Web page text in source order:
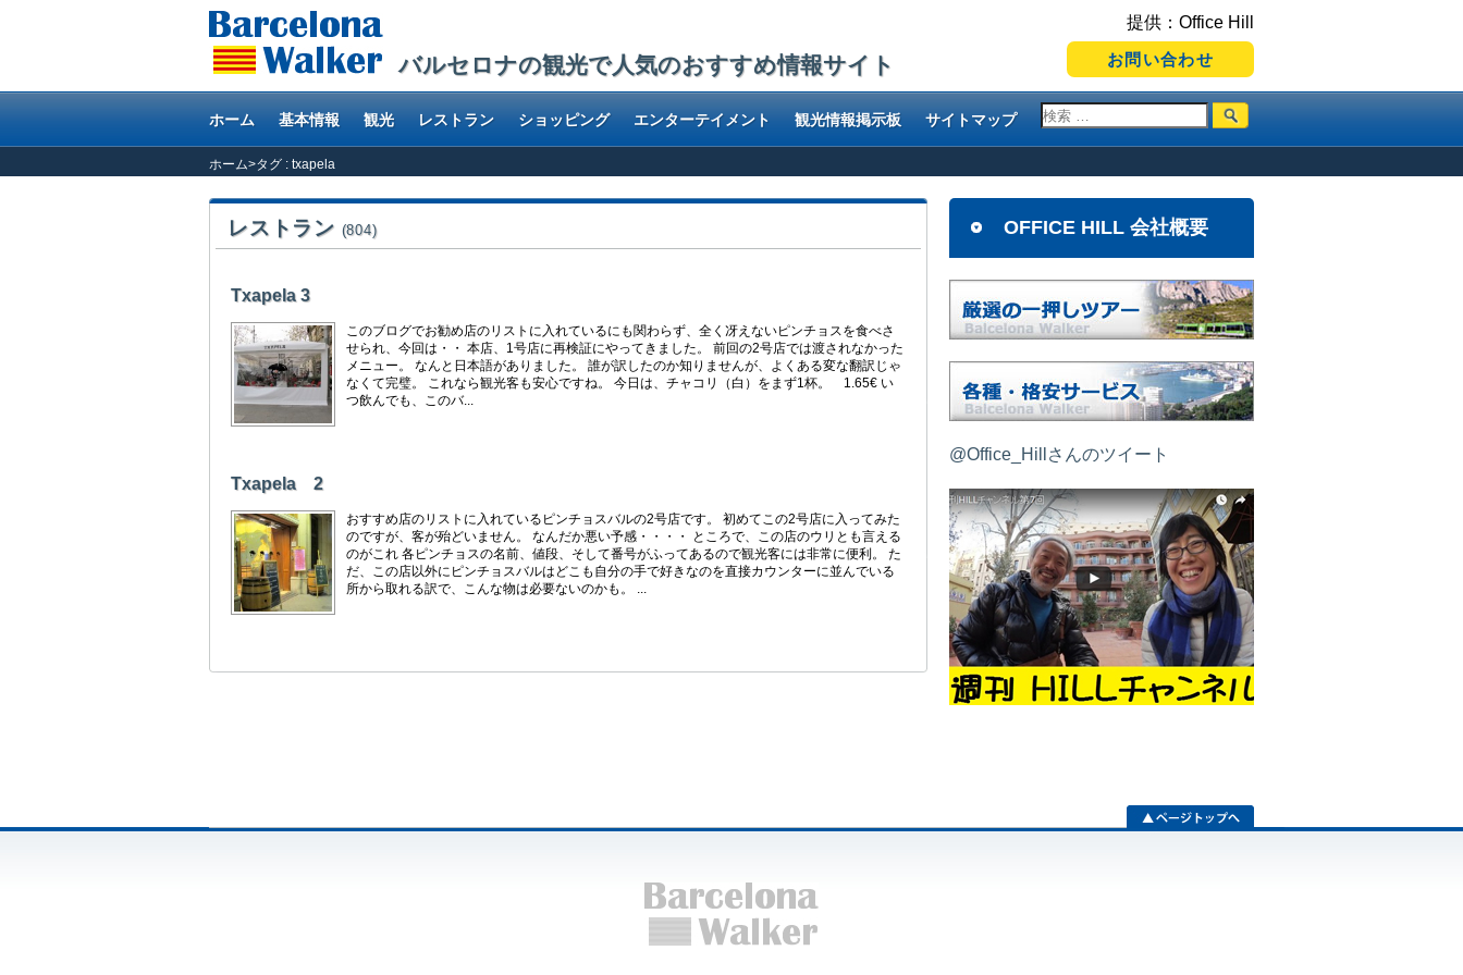
バルセロナの観光で人気のおすすめ情報サイト
提供：Office Hill
お問い合わせ
ホーム 基本情報 観光 レストラン ショッピング エンターテイメント 観光情報掲示板 サイトマップ
ホーム>タグ : txapela
レストラン (804)
Txapela 3
このブログでお勧め店のリストに入れているにも関わらず、全く冴えないピンチョスを食べさ
せられ、今回は・・ 本店、1号店に再検証にやってきました。 前回の2号店では渡されなかった
メニュー。 なんと日本語がありました。 誰が訳したのか知りませんが、よくある変な翻訳じゃ
なくて完璧。 これなら観光客も安心ですね。 今日は、チャコリ（白）をまず1杯。 1.65€ い
つ飲んでも、このバ...
Txapela 2
おすすめ店のリストに入れているピンチョスバルの2号店です。 初めてこの2号店に入ってみた
のですが、客が殆どいません。 なんだか悪い予感・・・・ ところで、この店のウリとも言える
のがこれ 各ピンチョスの名前、値段、そして番号がふってあるので観光客には非常に便利。 た
だ、この店以外にピンチョスバルはどこも自分の手で好きなのを直接カウンターに並んでいる
所から取れる訳で、こんな物は必要ないのかも。 ...
OFFICE HILL 会社概要
@Office_Hillさんのツイート